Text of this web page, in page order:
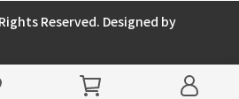
Reserved. Designed by